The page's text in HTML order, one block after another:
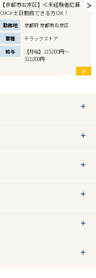
【京都市右京区】≪未経験者応募
OK≫土日勤務できる方OK！
勤務地
京都府 京都市右京区
業種
ドラッグストア
給与
【月給】215,000円～
322,000円
＞